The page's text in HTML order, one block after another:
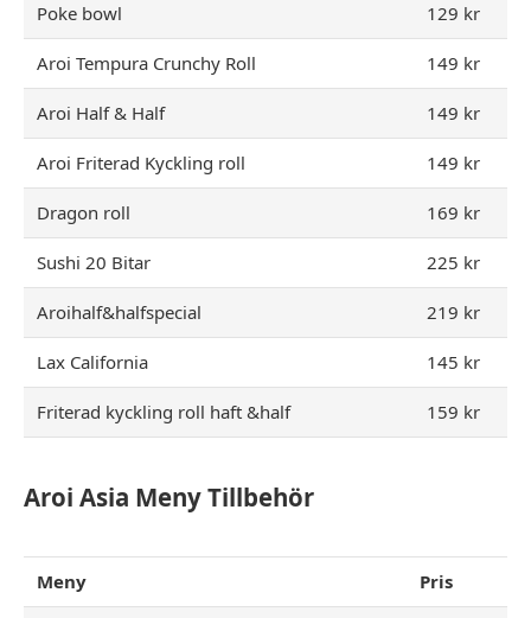
Poke bowl 129 kr
Aroi Tempura Crunchy Roll 149 kr
Aroi Half & Half 149 kr
Aroi Friterad Kyckling roll 149 kr
Dragon roll 169 kr
Sushi 20 Bitar 225 kr
Aroihalf&halfspecial 219 kr
Lax California 145 kr
Friterad kyckling roll haft &half 159 kr
Aroi Asia Meny Tillbehör
Meny Pris